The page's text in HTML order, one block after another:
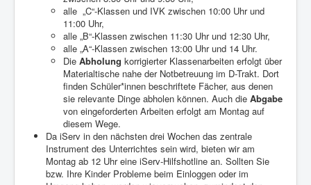
alle „C“-Klassen und IVK zwischen 10:00 Uhr und
11:00 Uhr,
alle „B“-Klassen zwischen 11:30 Uhr und 12:30 Uhr,
alle „A“-Klassen zwischen 13:00 Uhr und 14 Uhr.
Die Abholung korrigierter Klassenarbeiten erfolgt über
Materialtische nahe der Notbetreuung im D-Trakt. Dort
finden Schüler*innen beschriftete Fächer, aus denen
sie relevante Dinge abholen können. Auch die Abgabe
von eingeforderten Arbeiten erfolgt am Montag auf
diesem Wege.
Da iServ in den nächsten drei Wochen das zentrale
Instrument des Unterrichtes sein wird, bieten wir am
Montag ab 12 Uhr eine iServ-Hilfshotline an. Sollten Sie
bzw. Ihre Kinder Probleme beim Einloggen oder im